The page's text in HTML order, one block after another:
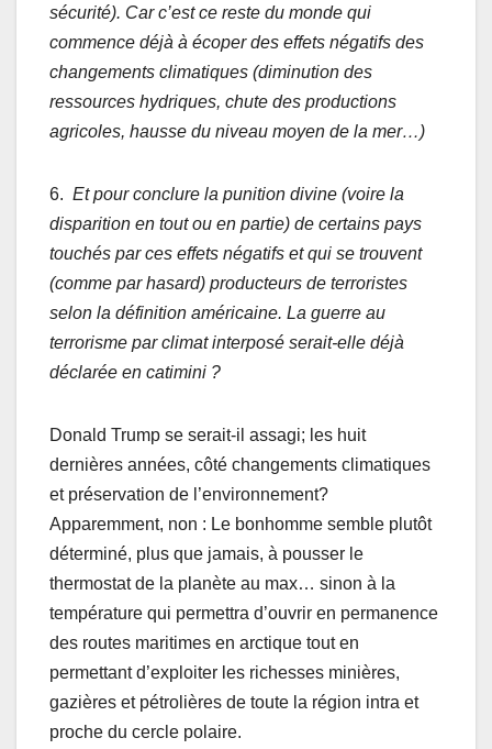
sécurité). Car c’est ce reste du monde qui
commence déjà à écoper des effets négatifs des
changements climatiques (diminution des
ressources hydriques, chute des productions
agricoles, hausse du niveau moyen de la mer…)
6. Et pour conclure la punition divine (voire la
disparition en tout ou en partie) de certains pays
touchés par ces effets négatifs et qui se trouvent
(comme par hasard) producteurs de terroristes
selon la définition américaine. La guerre au
terrorisme par climat interposé serait-elle déjà
déclarée en catimini ?
Donald Trump se serait-il assagi; les huit
dernières années, côté changements climatiques
et préservation de l’environnement?
Apparemment, non : Le bonhomme semble plutôt
déterminé, plus que jamais, à pousser le
thermostat de la planète au max… sinon à la
température qui permettra d’ouvrir en permanence
des routes maritimes en arctique tout en
permettant d’exploiter les richesses minières,
gazières et pétrolières de toute la région intra et
proche du cercle polaire.